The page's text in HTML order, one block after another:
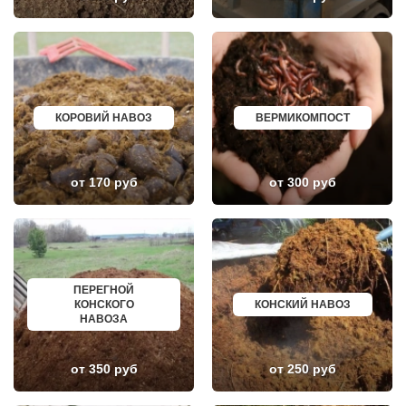
КЛИН
КЛЯЗЬМА
КНУТОВО
КОЖИНО
КОКОШКИНО
КОЛЮБАКИНО
КОММУНАРКА
КОНСТАНТИНОВО
КОРЕНЕВО
КОРОЛЕВ
КОСИНО
КОТЕЛЬНИКИ
КРАСКОВО
КРАСНАЯ ПАХРА
КРАСНОГОРСК
КРАСНОЗАВОДСК
КРАСНОЗНАМЕНСК
КРАТОВО
КРЮКОВО
КУБИНКА
КУПАВНА
КУРОВСКОЕ
ЛЕСНОЙ
ЛЕТОВО
ЛИКИНО-ДУЛЕВО
ЛОБАНОВО
ЕЛАБУГА
ЕЛЕЦ
ПАВЛОВО
КИСЛОВОДСК
КРОПОТКИН
УСОЛЬЕ
НИЖНЕВАРТОВСК
КОРЕНОВСК
ПИОНЕРСКИЙ
КИРИШИ
САРОВ
ЧАПАЕВСК
АЛЕКСИН
БЕЛОРЕЧЕНСК
КИРЖАЧ
ПРИОЗЕРСК
САЛЬСК
ТОБОЛЬСК
ВОТКИНСК
КИЗЛЯР
БЕРДСК
НЕФТЕЮГАНСК
ВОЛХОВ
САЛАВАТ
СОСНОВЫЙ БОР
РЕВДА
КОРОВИЙ НАВОЗ
от 170 руб
ВЕРМИКОМПОСТ
от 300 руб
ПЕРЕГНОЙ
КОНСКОГО
НАВОЗА
от 350 руб
КОНСКИЙ НАВОЗ
от 250 руб